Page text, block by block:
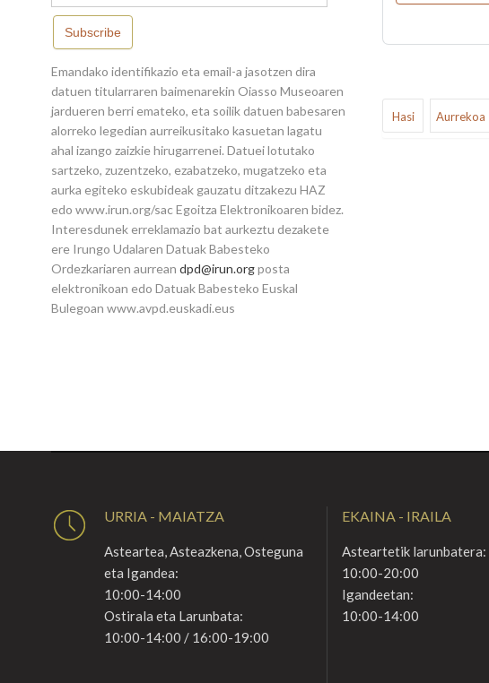
Hasi Aurrekoa
Subscribe
Emandako identifikazio eta email-a jasotzen dira
datuen titularraren baimenarekin Oiasso Museoaren
jardueren berri emateko, eta soilik datuen babesaren
alorreko legedian aurreikusitako kasuetan lagatu
ahal izango zaizkie hirugarrenei. Datuei lotutako
sartzeko, zuzentzeko, ezabatzeko, mugatzeko eta
aurka egiteko eskubideak gauzatu ditzakezu HAZ
edo www.irun.org/sac Egoitza Elektronikoaren bidez.
Interesdunek erreklamazio bat aurkeztu dezakete
ere Irungo Udalaren Datuak Babesteko
Ordezkariaren aurrean dpd@irun.orgposta
elektronikoan edo Datuak Babesteko Euskal
Bulegoan www.avpd.euskadi.eus
URRIA - MAIATZA
Asteartea, Asteazkena, Osteguna
eta Igandea:
10:00-14:00
Ostirala eta Larunbata:
10:00-14:00 / 16:00-19:00
EKAINA - IRAILA
Asteartetik larunbatera:
10:00-20:00
Igandeetan:
10:00-14:00